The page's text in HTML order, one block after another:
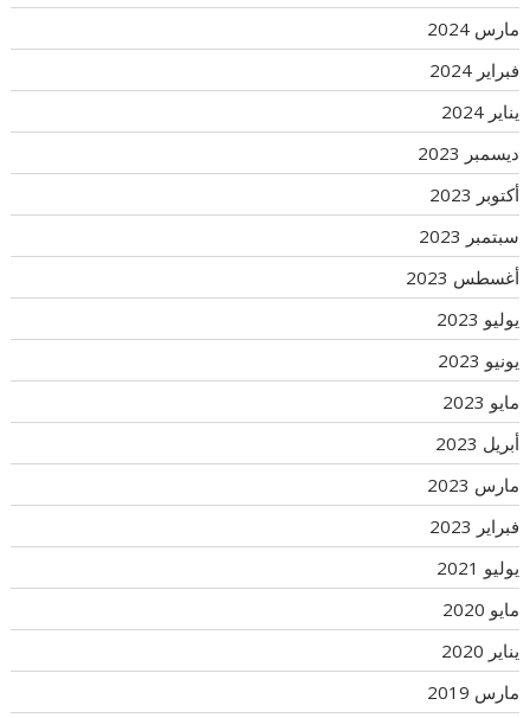
مارس 2024
فبراير 2024
يناير 2024
ديسمبر 2023
أكتوبر 2023
سبتمبر 2023
أغسطس 2023
يوليو 2023
يونيو 2023
مايو 2023
أبريل 2023
مارس 2023
فبراير 2023
يوليو 2021
مايو 2020
يناير 2020
مارس 2019